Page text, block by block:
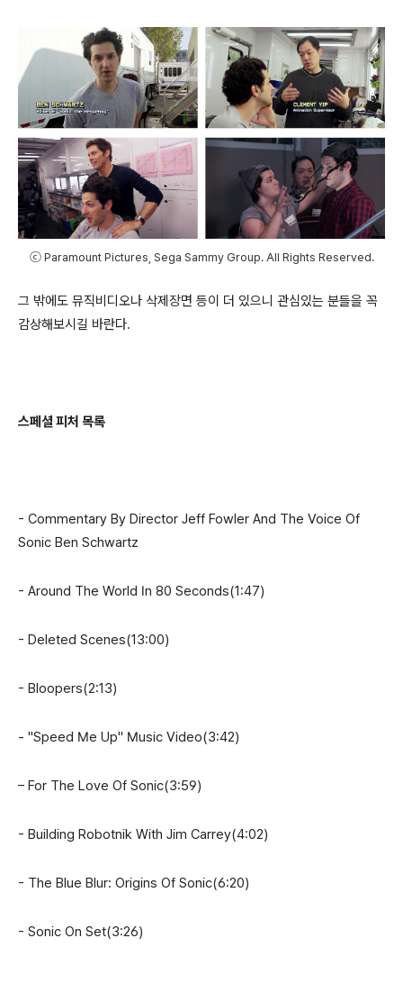
ⓒ Paramount Pictures, Sega Sammy Group. All Rights Reserved.
그 밖에도 뮤직비디오나 삭제장면 등이 더 있으니 관심있는 분들을 꼭
감상해보시길 바란다.
스페셜 피처 목록
- Commentary By Director Jeff Fowler And The Voice Of
Sonic Ben Schwartz
- Around The World In 80 Seconds(1:47)
- Deleted Scenes(13:00)
- Bloopers(2:13)
- "Speed Me Up" Music Video(3:42)
– For The Love Of Sonic(3:59)
- Building Robotnik With Jim Carrey(4:02)
- The Blue Blur: Origins Of Sonic(6:20)
- Sonic On Set(3:26)